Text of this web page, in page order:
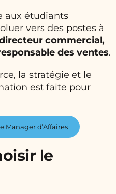
aux étudiants
vers des postes à
commercial,
des ventes.
la stratégie et le
est faite pour
Manager d’Affaires
le